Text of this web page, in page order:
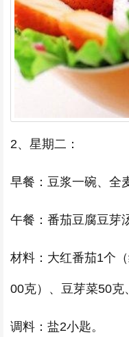
2、星期二：
早餐：豆浆一碗、全
午餐：番茄豆腐豆芽
材料：大红番茄1个
00克）、豆芽菜50克
调料：盐2小匙。